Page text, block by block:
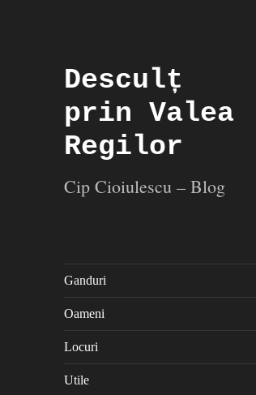
Desculț
prin Valea
Regilor
Cip Cioiulescu – Blog
Ganduri
Oameni
Locuri
Utile